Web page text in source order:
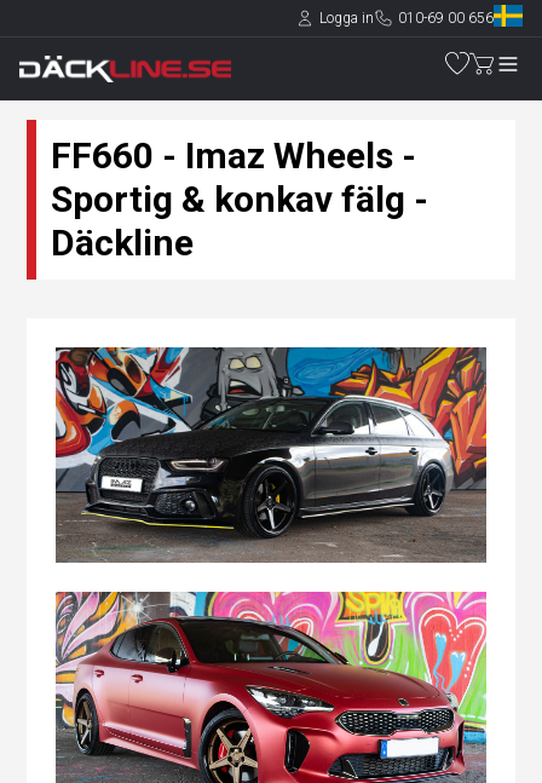
Logga in 010-69 00 656
FF660 - Imaz Wheels -
Sportig & konkav fälg -
Däckline